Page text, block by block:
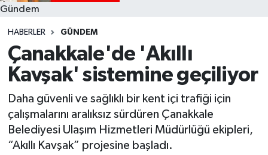
Gündem
HABERLER GÜNDEM
Çanakkale'de 'Akıllı
Kavşak' sistemine geçiliyor
Daha güvenli ve sağlıklı bir kent içi trafiği için
çalışmalarını aralıksız sürdüren Çanakkale
Belediyesi Ulaşım Hizmetleri Müdürlüğü ekipleri,
“Akıllı Kavşak” projesine başladı.